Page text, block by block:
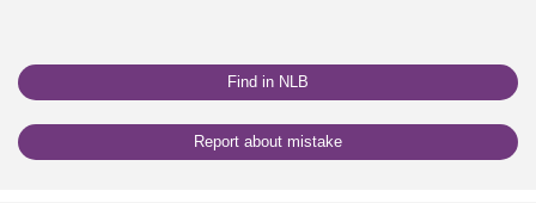
Find in NLB
Report about mistake